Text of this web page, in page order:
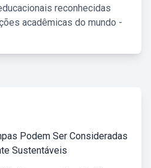
reconhecidas
acadêmicas do mundo -
Podem Ser Consideradas
Sustentáveis